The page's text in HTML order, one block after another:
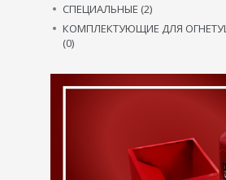
СПЕЦИАЛЬНЫЕ (2)
КОМПЛЕКТУЮЩИЕ ДЛЯ
(0)